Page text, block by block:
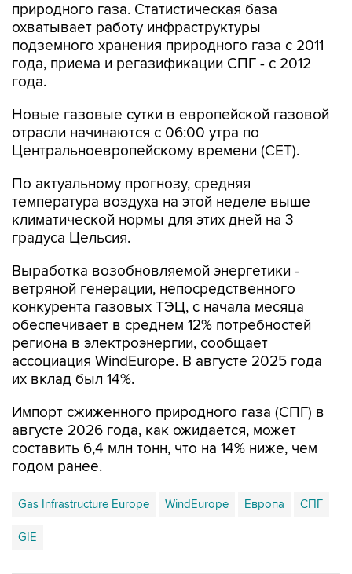
природного газа. Статистическая база
охватывает работу инфраструктуры
подземного хранения природного газа с 2011
года, приема и регазификации СПГ - с 2012
года.
Новые газовые сутки в европейской газовой
отрасли начинаются c 06:00 утра по
Центральноевропейскому времени (CET).
По актуальному прогнозу, средняя
температура воздуха на этой неделе выше
климатической нормы для этих дней на 3
градуса Цельсия.
Выработка возобновляемой энергетики -
ветряной генерации, непосредственного
конкурента газовых ТЭЦ, с начала месяца
обеспечивает в среднем 12% потребностей
региона в электроэнергии, сообщает
ассоциация WindEurope. В августе 2025 года
их вклад был 14%.
Импорт сжиженного природного газа (СПГ) в
августе 2026 года, как ожидается, может
составить 6,4 млн тонн, что на 14% ниже, чем
годом ранее.
Gas Infrastructure Europe WindEurope Европа СПГ
GIE